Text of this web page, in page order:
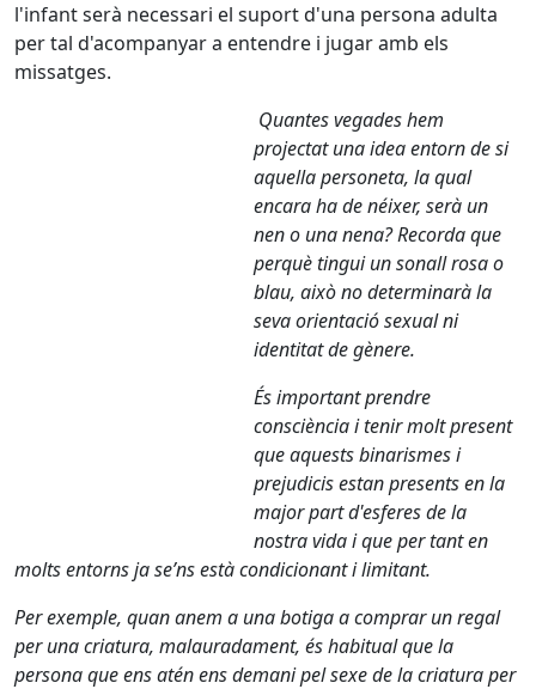
l'infant serà necessari el suport d'una persona adulta
per tal d'acompanyar a entendre i jugar amb els
missatges.
Quantes vegades hem
projectat una idea entorn de si
aquella personeta, la qual
encara ha de néixer, serà un
nen o una nena? Recorda que
perquè tingui un sonall rosa o
blau, això no determinarà la
seva orientació sexual ni
identitat de gènere.
És important prendre
consciència i tenir molt present
que aquests binarismes i
prejudicis estan presents en la
major part d'esferes de la
nostra vida i que per tant en
molts entorns ja se’ns està condicionant i limitant.
Per exemple, quan anem a una botiga a comprar un regal
per una criatura, malauradament, és habitual que la
persona que ens atén ens demani pel sexe de la criatura per